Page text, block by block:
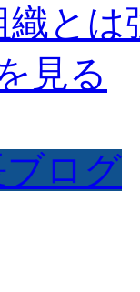
と
見る
ログ